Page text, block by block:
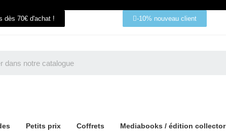
dès 70€ d'achat ! -10% nouveau client
Petits prix Coffrets Mediabooks / édition collector